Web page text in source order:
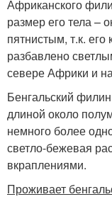
Африканского
размер его тела –
пятнистым, т.к.
разбавлено
севере Африки и
Бенгальский
длиной около
немного более
светло-бежевая
вкраплениями.
Проживает